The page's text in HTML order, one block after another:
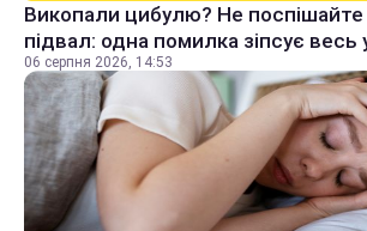
Викопали цибулю? Не поспішайте
підвал: одна помилка зіпсує весь
06 серпня 2026, 14:53